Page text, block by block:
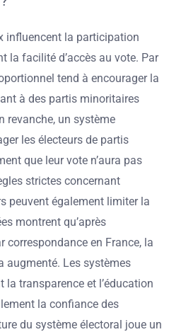
influencent la participation
la facilité d’accès au vote. Par
tend à encourager la
à des partis minoritaires
revanche, un système
les électeurs de partis
que leur vote n’aura pas
strictes concernant
peuvent également limiter la
montrent qu’après
correspondance en France, la
augmenté. Les systèmes
transparence et l’éducation
la confiance des
du système électoral joue un